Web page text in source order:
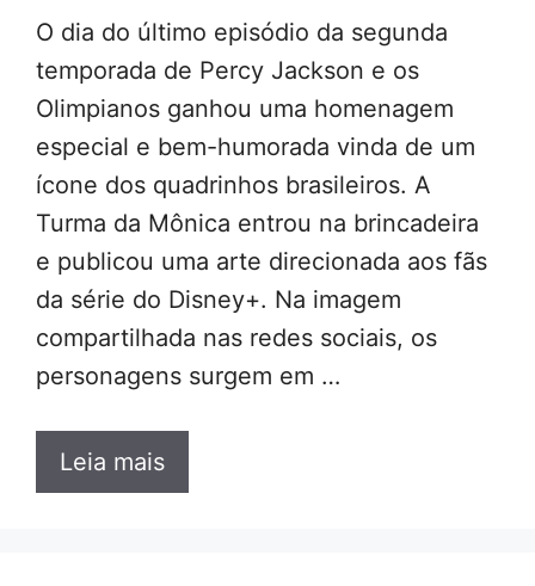
O dia do último episódio da segunda
temporada de Percy Jackson e os
Olimpianos ganhou uma homenagem
especial e bem-humorada vinda de um
ícone dos quadrinhos brasileiros. A
Turma da Mônica entrou na brincadeira
e publicou uma arte direcionada aos fãs
da série do Disney+. Na imagem
compartilhada nas redes sociais, os
personagens surgem em …
Leia mais